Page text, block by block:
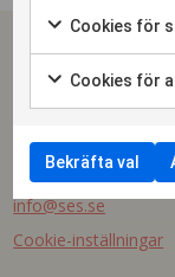
SPONSRINGS &
Telefon växel: 08-
info@ses.se
Cookie-inställningar
Cookies för
Cookies för
Bekräfta val